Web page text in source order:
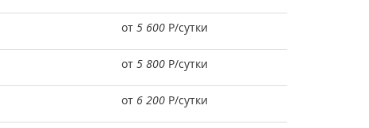
от 5 600 Р/сутки
от 5 800 Р/сутки
от 6 200 Р/сутки